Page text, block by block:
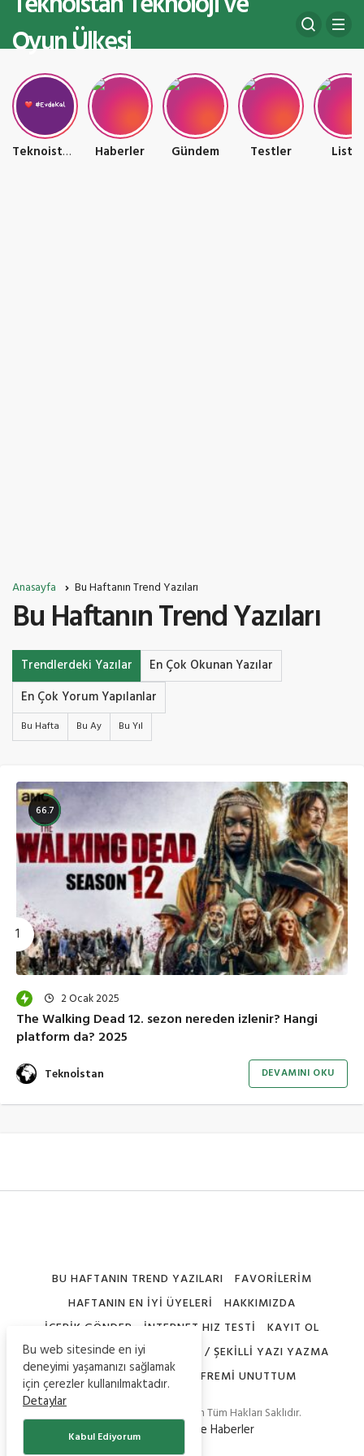
Oyun Ülkesi
Teknoistan Teknoloji ve Oyun Ülkesi Haberler Gündem Testler Liste
Anasayfa Bu Haftanın Trend Yazıları
Bu Haftanın Trend Yazıları
Trendlerdeki Yazılar
En Çok Okunan Yazılar
En Çok Yorum Yapılanlar
Bu Hafta Bu Ay Bu Yıl
66.7
2 Ocak 2025
The Walking Dead 12. sezon nereden izlenir? Hangi
platform da? 2025
Teknoİstan DEVAMINI OKU
BU HAFTANIN TREND YAZILARI
FAVORILERIM
HAFTANIN EN İYI ÜYELERI
HAKKIMIZDA
İÇERIK GÖNDER
İNTERNET HIZ TESTI
KAYIT OL
NICK ŞEKILLERI – SEMBOLLERI / ŞEKILLI YAZI YAZMA
PROFILIMI DÜZENLE
ŞIFREMI UNUTTUM
© Copyright 2020, Teknoistan Tüm Hakları Saklıdır.
-Güncel Bilgiler ve Haberler
Bu web sitesinde en iyi
deneyimi yaşamanızı sağlamak
için çerezler kullanılmaktadır.
Detaylar
Kabul Ediyorum